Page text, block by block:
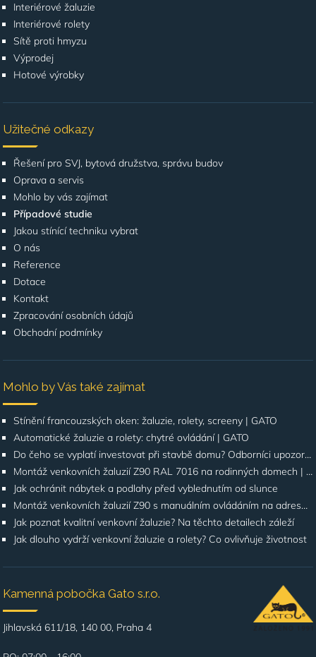
Interiérové žaluzie
Interiérové rolety
Sítě proti hmyzu
Výprodej
Hotové výrobky
Užitečné odkazy
Řešení pro SVJ, bytová družstva, správu budov
Oprava a servis
Mohlo by vás zajímat
Případové studie
Jakou stínící techniku vybrat
O nás
Reference
Dotace
Kontakt
Zpracování osobních údajů
Obchodní podmínky
Mohlo by Vás také zajímat
Stínění francouzských oken: žaluzie, rolety, screeny | GATO
Automatické žaluzie a rolety: chytré ovládání | GATO
Do čeho se vyplatí investovat při stavbě domu? Odborníci upozorňují na stínění oken
Montáž venkovních žaluzií Z90 RAL 7016 na rodinných domech | Případová studie
Jak ochránit nábytek a podlahy před vyblednutím od slunce
Montáž venkovních žaluzií Z90 s manuálním ovládáním na adrese Štúrova, Praha 4
Jak poznat kvalitní venkovní žaluzie? Na těchto detailech záleží
Jak dlouho vydrží venkovní žaluzie a rolety? Co ovlivňuje životnost
Kamenná pobočka Gato s.r.o.
Jihlavská 611/18, 140 00, Praha 4